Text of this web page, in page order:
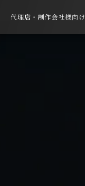
代理店・制作会社様向け